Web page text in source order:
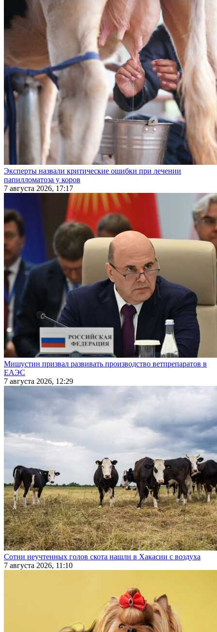
Эксперты назвали критические ошибки при лечении
папилломатоза у коров
7 августа 2026, 17:17
Мишустин призвал развивать производство ветпрепаратов в
ЕАЭС
7 августа 2026, 12:29
Сотни неучтенных голов скота нашли в Хакасии с воздуха
7 августа 2026, 11:10